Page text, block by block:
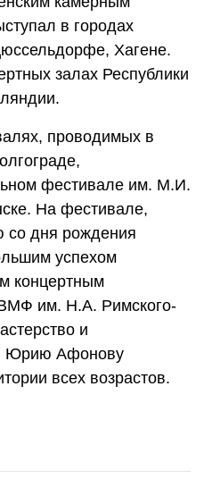
в городах
Хагене.
залах Республики
проводимых в
фестивале им. М.И.
На фестивале,
со дня рождения
успехом
концертным
им. Н.А. Римского-
и
Юрию Афонову
всех возрастов.